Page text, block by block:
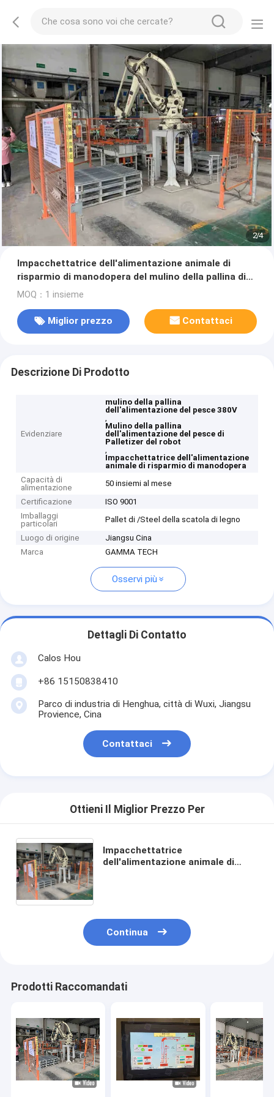
2/4
Impacchettatrice dell'alimentazione animale di
risparmio di manodopera del mulino della pallina di
Palletizer del robot dell'alimentazione del pesce
MOQ：1 insieme
Miglior prezzo Contattaci
Descrizione Di Prodotto
Evidenziare
mulino della pallina
dell'alimentazione del pesce 380V
,
Mulino della pallina
dell'alimentazione del pesce di
Palletizer del robot
,
Impacchettatrice dell'alimentazione
animale di risparmio di manodopera
Capacità di
alimentazione
50 insiemi al mese
Certificazione
ISO 9001
Imballaggi
particolari
Pallet di /Steel della scatola di legno
Luogo di origine
Jiangsu Cina
Marca
GAMMA TECH
Osservi più
Dettagli Di Contatto
Calos Hou
+86 15150838410
Parco di industria di Henghua, città di Wuxi, Jiangsu
Provience, Cina
Contattaci
Ottieni Il Miglior Prezzo Per
Impacchettatrice
dell'alimentazione animale di
Continua
Prodotti Raccomandati